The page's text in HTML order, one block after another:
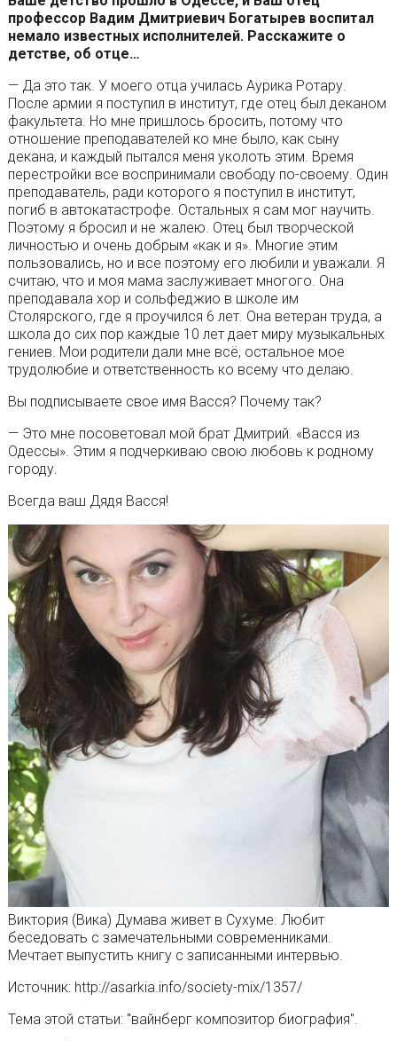
профессор Вадим Дмитриевич Богатырев воспитал
немало известных исполнителей. Расскажите о
детстве, об отце…
— Да это так. У моего отца училась Аурика Ротару.
После армии я поступил в институт, где отец был деканом
факультета. Но мне пришлось бросить, потому что
отношение преподавателей ко мне было, как сыну
декана, и каждый пытался меня уколоть этим. Время
перестройки все воспринимали свободу по-своему. Один
преподаватель, ради которого я поступил в институт,
погиб в автокатастрофе. Остальных я сам мог научить.
Поэтому я бросил и не жалею. Отец был творческой
личностью и очень добрым «как и я». Многие этим
пользовались, но и все поэтому его любили и уважали. Я
считаю, что и моя мама заслуживает многого. Она
преподавала хор и сольфеджио в школе им
Столярского, где я проучился 6 лет. Она ветеран труда, а
школа до сих пор каждые 10 лет дает миру музыкальных
гениев. Мои родители дали мне всё, остальное мое
трудолюбие и ответственность ко всему что делаю.
Вы подписываете свое имя Васся? Почему так?
— Это мне посоветовал мой брат Дмитрий. «Васся из
Одессы». Этим я подчеркиваю свою любовь к родному
городу.
Всегда ваш Дядя Васся!
Виктория (Вика) Думава живет в Сухуме. Любит
беседовать с замечательными современниками.
Мечтает выпустить книгу с записанными интервью.
Источник: http://asarkia.info/society-mix/1357/
Тема этой статьи: "вайнберг композитор биография".